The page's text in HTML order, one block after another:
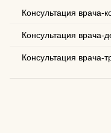
Консультация врача-
Консультация врача-
Консультация врача-